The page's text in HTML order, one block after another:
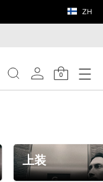
ZH
化现有畅销产品的
定期上架。
的商品可退换货。
0
上装